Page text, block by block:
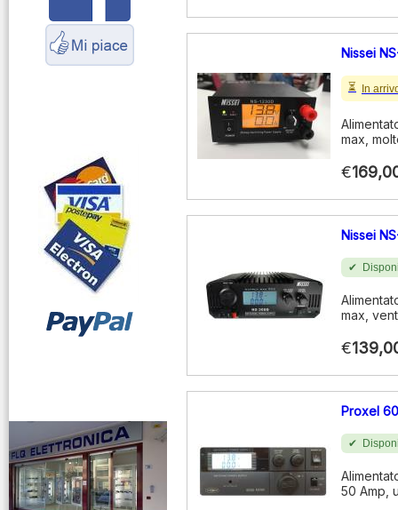
Nissei
In
max,
€
Nissei
max,
€
Proxel
50 Amp,